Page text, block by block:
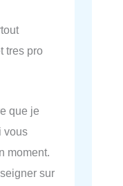
tres pro
que je
vous
moment.
sur